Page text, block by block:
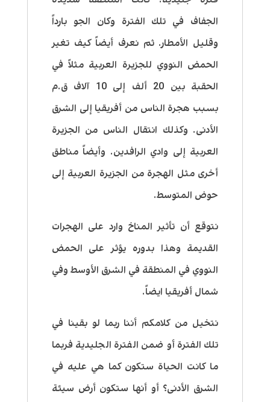
الجفاف في تلك الفترة وكان الجو بارداً
وقليل الأمطار. ثم نعرف أيضاً كيف تغير
الحمض النووي للجزيرة العربية مثلاً في
الحقبة بين 20 ألف إلى 10 آلاف ق.م
بسبب هجرة الناس من أفريقيا إلى الشرق
الأدنى. وكذلك انتقال الناس من الجزيرة
العربية إلى وادي الرافدين. وأيضاً مناطق
أخرى مثل الهجرة من الجزيرة العربية إلى
حوض المتوسط.
نتوقع أن تأثير المناخ وارد على الهجرات
القديمة وهذا بدوره يؤثر على الحمض
النووي في المنطقة في الشرق الأوسط وفي
شمال أفريقيا ايضاً.
نتخيل من كلامكم أننا ربما لو بقينا في
تلك الفترة أو ضمن الفترة الجليدية فربما
ما كانت الحياة ستكون كما هي عليه في
الشرق الأدنى؟ أو أنها ستكون أرض سيئة